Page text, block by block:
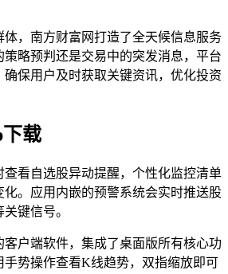
体，南方财富网打造了全天候信息服务
略预判还是交易中的突发消息，平台
保用户及时获取关键资讯，优化投资
载
看自选股异动提醒，个性化监控清单
。应用内嵌的预警系统会实时推送股
键信号。
户端软件，集成了桌面版所有核心功
手势操作查看K线趋势，双指缩放即可